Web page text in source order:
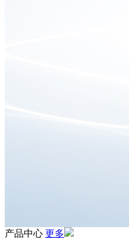
产品中心 更多